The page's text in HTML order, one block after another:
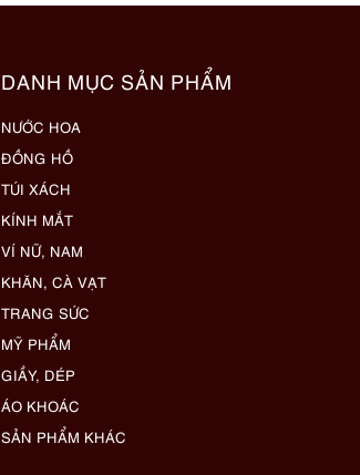
DANH MỤC SẢN PHẨM
NƯỚC HOA
ĐỒNG HỒ
TÚI XÁCH
KÍNH MẮT
VÍ NỮ, NAM
KHĂN, CÀ VẠT
TRANG SỨC
MỸ PHẨM
GIẦY, DÉP
ÁO KHOÁC
SẢN PHẨM KHÁC